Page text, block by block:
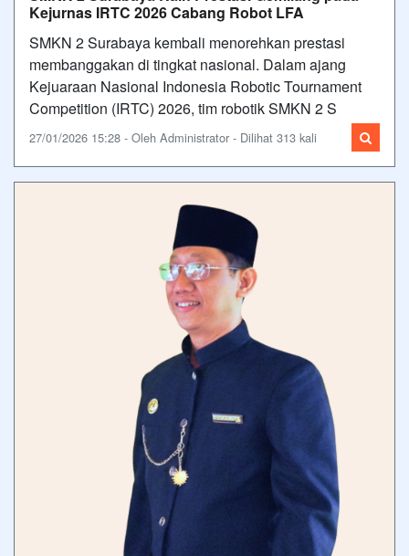
Kejurnas IRTC 2026 Cabang Robot LFA
SMKN 2 Surabaya kembali menorehkan prestasi
membanggakan di tingkat nasional. Dalam ajang
Kejuaraan Nasional Indonesia Robotic Tournament
Competition (IRTC) 2026, tim robotik SMKN 2 S
27/01/2026 15:28 - Oleh Administrator - Dilihat 313 kali